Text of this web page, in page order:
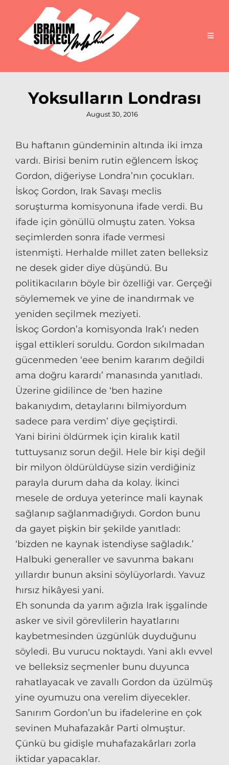
Yoksulların Londrası
Posted
August 30, 2016
Bu haftanın gündeminin altında iki imza
vardı. Birisi benim rutin eğlencem İskoç
Gordon, diğeriyse Londra’nın çocukları.
İskoç Gordon, Irak Savaşı meclis
soruşturma komisyonuna ifade verdi. Bu
ifade için gönüllü olmuştu zaten. Yoksa
seçimlerden sonra ifade vermesi
istenmişti. Herhalde millet zaten belleksiz
ne desek gider diye düşündü. Bu
politikacıların böyle bir özelliği var. Gerçeği
söylememek ve yine de inandırmak ve
yeniden seçilmek meziyeti.
İskoç Gordon’a komisyonda Irak’ı neden
işgal ettikleri soruldu. Gordon sıkılmadan
gücenmeden ‘eee benim kararım değildi
ama doğru karardı’ manasında yanıtladı.
Üzerine gidilince de ‘ben hazine
bakanıydım, detaylarını bilmiyordum
sadece para verdim’ diye geçiştirdi.
Yani birini öldürmek için kiralık katil
tuttuysanız sorun değil. Hele bir kişi değil
bir milyon öldürüldüyse sizin verdiğiniz
parayla durum daha da kolay. İkinci
mesele de orduya yeterince mali kaynak
sağlanıp sağlanmadığıydı. Gordon bunu
da gayet pişkin bir şekilde yanıtladı:
‘bizden ne kaynak istendiyse sağladık.’
Halbuki generaller ve savunma bakanı
yıllardır bunun aksini söylüyorlardı. Yavuz
hırsız hikâyesi yani.
Eh sonunda da yarım ağızla Irak işgalinde
asker ve sivil görevlilerin hayatlarını
kaybetmesinden üzgünlük duyduğunu
söyledi. Bu vurucu noktaydı. Yani aklı evvel
ve belleksiz seçmenler bunu duyunca
rahatlayacak ve zavallı Gordon da üzülmüş
yine oyumuzu ona verelim diyecekler.
Sanırım Gordon’un bu ifadelerine en çok
sevinen Muhafazakâr Parti olmuştur.
Çünkü bu gidişle muhafazakârları zorla
iktidar yapacaklar.